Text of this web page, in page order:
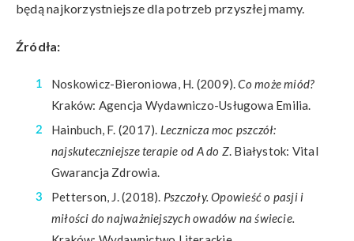
będą najkorzystniejsze dla potrzeb przyszłej mamy.
Źródła:
Noskowicz-Bieroniowa, H. (2009).Co może miód?
Kraków: Agencja Wydawniczo-Usługowa Emilia.
Hainbuch, F. (2017). Lecznicza moc pszczół:
najskuteczniejsze terapie od A do Z. Białystok: Vital
Gwarancja Zdrowia.
Petterson, J. (2018). Pszczoły. Opowieść o pasji i
miłości do najważniejszych owadów na świecie.